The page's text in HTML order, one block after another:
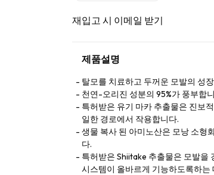
재입고 시 이메일 받기
제품설명
탈모를 치료하고 두꺼운 모발의 성
천연-오리진 성분의 95%가 풍부합
특허받은 유기 마카 추출물은 진보
일한 경로에서 작용합니다.
생물 복사 된 아미노산은 모낭 소형
다.
특허받은 Shiitake 추출물은 모발을
시스템이 올바르게 기능하도록하는